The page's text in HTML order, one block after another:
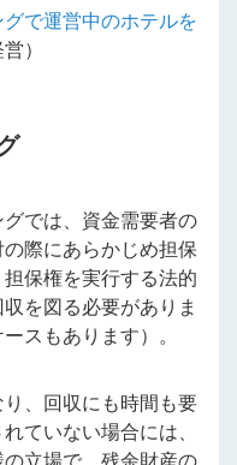
で運営中のホテルを
）
では、資金需要者の
際にあらかじめ担保
保権を実行する法的
を図る必要がありま
スもあります）。
、回収にも時間も要
ていない場合には、
立場で、残余財産の